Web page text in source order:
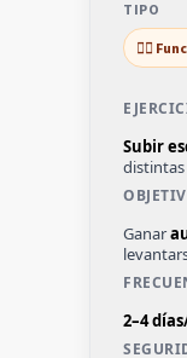
🚶‍♀️
Subir
Ganar
2–4